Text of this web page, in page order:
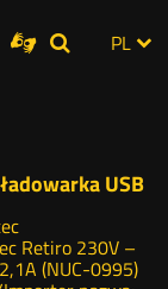
zwykła
Dla
niesłyszących
Otwórz Otwórz
Otwórz
PL
USB
Retiro 230V –
(NUC-0995)